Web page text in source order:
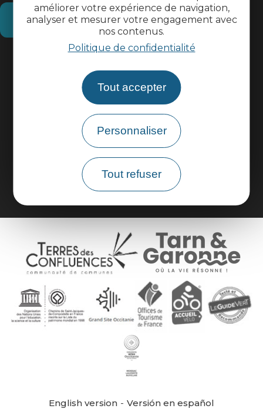
améliorer votre expérience de navigation,
analyser et mesurer votre engagement avec
nos contenus.
Politique de confidentialité
Tout accepter
Personnaliser
Tout refuser
Comment venir ?
Espace pros
Espace groupes
English version
Versión en español